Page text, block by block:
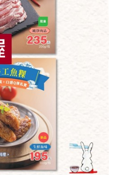
麵本家食品股份有限公司
原味細麵(麵本家)-450g/
包
食安 共同購買